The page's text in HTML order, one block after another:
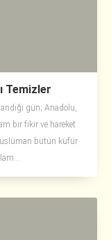
Temizler
gün; Anadolu,
bir fikir ve hareket
bütün küfür